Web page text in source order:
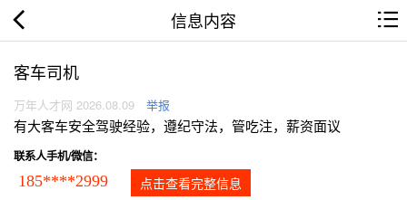
信息内容
客车司机
万年人才网 2026.08.09 举报
有大客车安全驾驶经验，遵纪守法，管吃注，薪资面议
联系人手机/微信：
185****2999 点击查看完整信息